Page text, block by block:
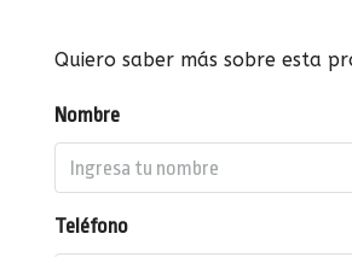
Quiero saber más sobre esta
Nombre
Teléfono